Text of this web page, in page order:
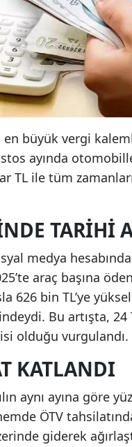
büyük vergi
ayında
TL ile tüm
TARIHI
medya
araç başına
626 bin TL’ye
Bu artışta, 24
olduğu vurgulandı.
KATLANDI
aynı ayına göre
ÖTV
giderek